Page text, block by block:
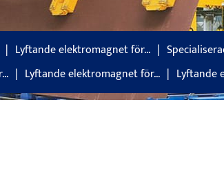
Lyftande elektromagnet för...
Lyftande elektromagnet för... Lyftande